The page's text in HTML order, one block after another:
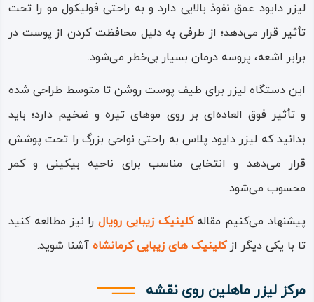
لیزر دایود عمق نفوذ بالایی دارد و به راحتی فولیکول مو را تحت
تأثیر قرار می‌دهد؛ از طرفی به دلیل محافظت کردن از پوست در
برابر اشعه، پروسه درمان بسیار بی‌خطر می‌شود.
این دستگاه لیزر برای طیف پوست روشن تا متوسط طراحی شده
و تأثیر فوق العاده‌ای بر روی موهای تیره و ضخیم دارد؛ باید
بدانید که لیزر دایود پلاس به راحتی نواحی بزرگ را تحت پوشش
قرار می‌دهد و انتخابی مناسب برای ناحیه بیکینی و کمر
محسوب می‌شود.
پیشنهاد می‌کنیم مقالهکلینیک زیبایی رویال را نیز مطالعه کنید
تا با یکی دیگر ازکلینیک های زیبایی کرمانشاه آشنا شوید.
مرکز لیزر ماهلین روی نقشه